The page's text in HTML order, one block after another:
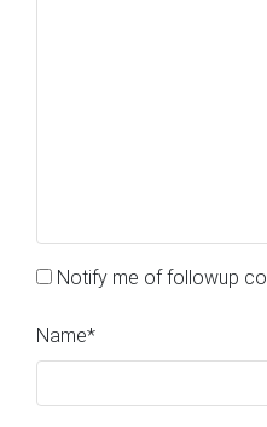
Notify me of followup
Name*